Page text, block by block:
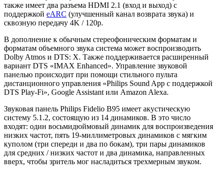
также имеет два разъема HDMI 2.1 (вход и выход) с
поддержкой eARC (улучшенный канал возврата звука) и
сквозную передачу 4K / 120p.
В дополнение к обычным стереофоническим форматам и
форматам объемного звука система может воспроизводить
Dolby Atmos и DTS: X. Также поддерживается расширенный
вариант DTS «IMAX Enhanced». Управление звуковой
панелью происходит при помощи стильного пульта
дистанционного управления «Philips Sound App с поддержкой
DTS Play-Fi», Google Assistant или Amazon Alexa.
Звуковая панель Philips Fidelio B95 имеет акустическую
систему 5.1.2, состоящую из 14 динамиков. В это число
входят: один восьмидюймовый динамик для воспроизведения
низких частот, пять 19-миллиметровых динамиков с мягким
куполом (три спереди и два по бокам), три пары динамиков
для средних / низких частот и два динамика, направленных
вверх, чтобы зритель мог насладиться трехмерным звуком.